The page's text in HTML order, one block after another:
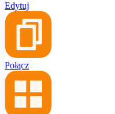
Edytuj
Połącz